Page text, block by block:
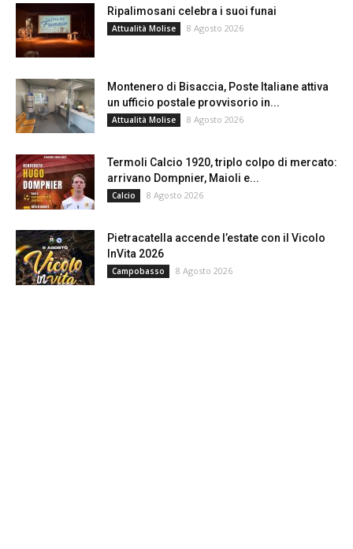
Ripalimosani celebra i suoi funai
Attualità Molise 8 Agosto 2026
Montenero di Bisaccia, Poste Italiane attiva
un ufficio postale provvisorio in...
Attualità Molise 8 Agosto 2026
Termoli Calcio 1920, triplo colpo di mercato:
arrivano Dompnier, Maioli e...
Calcio 8 Agosto 2026
Pietracatella accende l’estate con il Vicolo
InVita 2026
Campobasso 8 Agosto 2026